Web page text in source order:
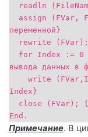
readln
assign (FVar,
переменной}
rewrite
for Index := 0
вывода данных в
write
Index}
close (FVar);
End.
Примечание. В